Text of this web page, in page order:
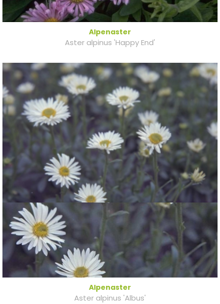
Alpenaster
Aster alpinus 'Happy End'
Alpenaster
Aster alpinus 'Albus'